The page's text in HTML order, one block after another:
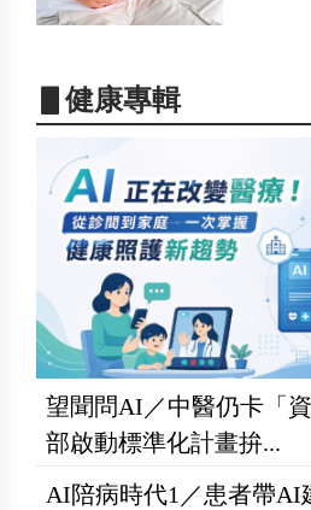
▋健康專輯
望聞問AI／中醫仍卡「
部啟動標準化計畫拚...
AI陪病時代1／患者帶AI